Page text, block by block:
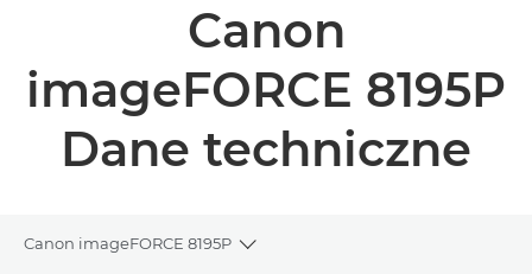
Produkty dla biznesu
Drukarki wielofunkcyjne – urządzenia wielofunkcyjne
Canon
imageFORCE 8195P
Dane techniczne
Canon imageFORCE 8195P
Toggle breadcrumbs